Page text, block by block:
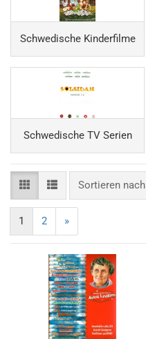
Schwedische Kinderfilme
Schwedische TV Serien
Sortieren nach
Sortieren nach
1 2 »